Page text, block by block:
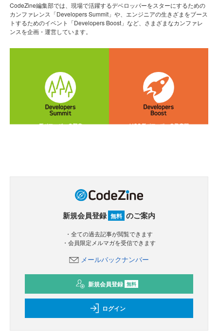
CodeZine編集部では、現場で活躍するデベロッパーをスターにするための
カンファレンス「Developers Summit」や、エンジニアの生きざまをブース
トするためのイベント「Developers Boost」など、さまざまなカンファレ
ンスを企画・運営しています。
新規会員登録 無料 のご案内
・全ての過去記事が閲覧できます
・会員限定メルマガを受信できます
メールバックナンバー
新規会員登録 無料
ログイン